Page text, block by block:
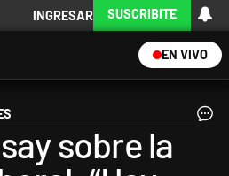
INGRESAR SUSCRIBITE
EN VIVO
sobre la